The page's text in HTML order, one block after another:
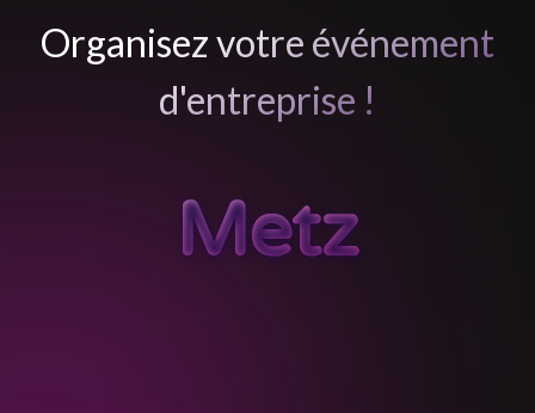
Organisez votre événement
d'entreprise !
Metz